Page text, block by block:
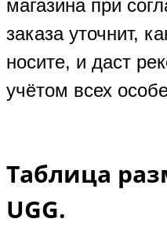
магазина при
заказа уточнит,
носите, и даст
учётом всех
Таблица
UGG.